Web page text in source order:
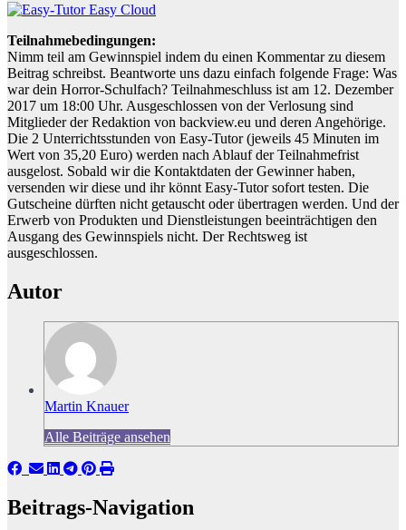
Teilnahmebedingungen:
Nimm teil am Gewinnspiel indem du einen Kommentar zu diesem
Beitrag schreibst. Beantworte uns dazu einfach folgende Frage: Was
war dein Horror-Schulfach? Teilnahmeschluss ist am 12. Dezember
2017 um 18:00 Uhr. Ausgeschlossen von der Verlosung sind
Mitglieder der Redaktion von backview.eu und deren Angehörige.
Die 2 Unterrichtsstunden von Easy-Tutor (jeweils 45 Minuten im
Wert von 35,20 Euro) werden nach Ablauf der Teilnahmefrist
ausgelost. Sobald wir die Kontaktdaten der Gewinner haben,
versenden wir diese und ihr könnt Easy-Tutor sofort testen. Die
Gutscheine dürften nicht getauscht oder übertragen werden. Und der
Erwerb von Produkten und Dienstleistungen beeinträchtigen den
Ausgang des Gewinnspiels nicht. Der Rechtsweg ist
ausgeschlossen.
Autor
Martin Knauer
Alle Beiträge ansehen
Beitrags-Navigation